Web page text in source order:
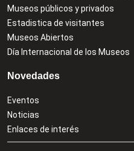
Museos públicos y privados
Estadistica de visitantes
Museos Abiertos
Día Internacional de los Museos
Novedades
Eventos
Noticias
Enlaces de interés